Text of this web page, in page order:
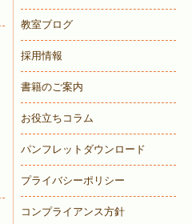
教室ブログ
採用情報
書籍のご案内
お役立ちコラム
パンフレットダウンロード
プライバシーポリシー
コンプライアンス方針